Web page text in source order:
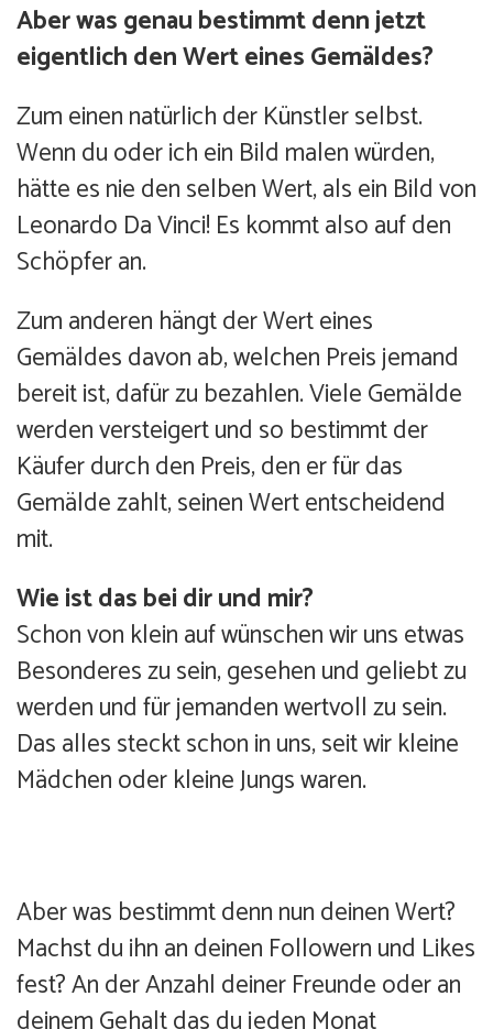
Aber was genau bestimmt denn jetzt
eigentlich den Wert eines Gemäldes?
Zum einen natürlich der Künstler selbst.
Wenn du oder ich ein Bild malen würden,
hätte es nie den selben Wert, als ein Bild von
Leonardo Da Vinci! Es kommt also auf den
Schöpfer an.
Zum anderen hängt der Wert eines
Gemäldes davon ab, welchen Preis jemand
bereit ist, dafür zu bezahlen. Viele Gemälde
werden versteigert und so bestimmt der
Käufer durch den Preis, den er für das
Gemälde zahlt, seinen Wert entscheidend
mit.
Wie ist das bei dir und mir?
Schon von klein auf wünschen wir uns etwas
Besonderes zu sein, gesehen und geliebt zu
werden und für jemanden wertvoll zu sein.
Das alles steckt schon in uns, seit wir kleine
Mädchen oder kleine Jungs waren.
Aber was bestimmt denn nun deinen Wert?
Machst du ihn an deinen Followern und Likes
fest? An der Anzahl deiner Freunde oder an